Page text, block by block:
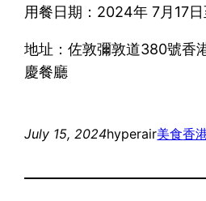
用餐日期：2024年 7月17日
地址：佐敦彌敦道380號香
慶餐廳
July 15, 2024hyperair美食香